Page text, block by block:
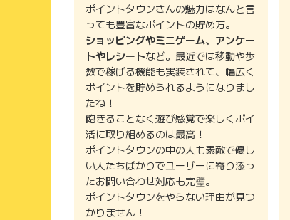
ポイントタウンさんの魅力はなんと言
っても豊富なポイントの貯め方。
ショッピングやミニゲーム、アンケー
トやレシートなど。最近では移動や歩
数で稼げる機能も実装されて、幅広く
ポイントを貯められるようになりまし
たね！
飽きることなく遊び感覚で楽しくポイ
活に取り組めるのは最高！
ポイントタウンの中の人も素敵で優し
い人たちばかりでユーザーに寄り添っ
たお問い合わせ対応も完璧。
ポイントタウンをやらない理由が見つ
かりません！